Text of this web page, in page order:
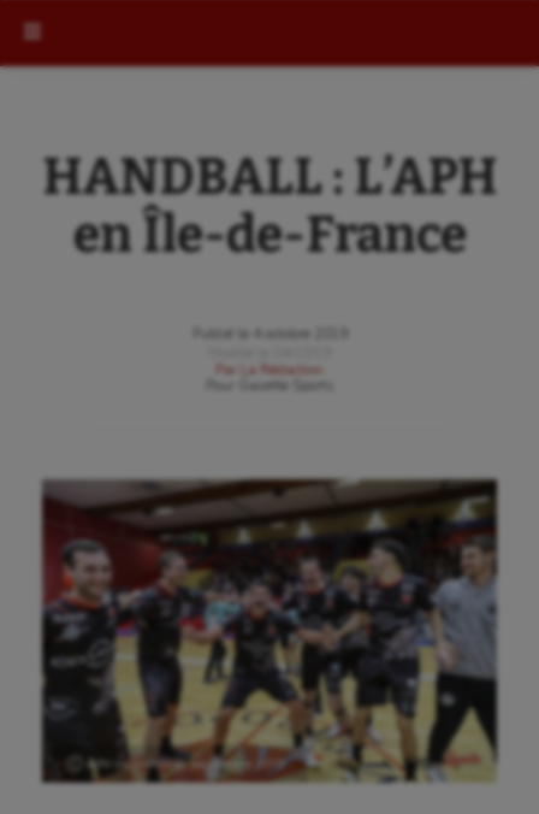
HANDBALL : L’APH
en Île-de-France
Publié le
4 octobre 2019
Par
La Rédaction
Gazette Sports
Ⓒ APH vs Grenoble, septembre 2019